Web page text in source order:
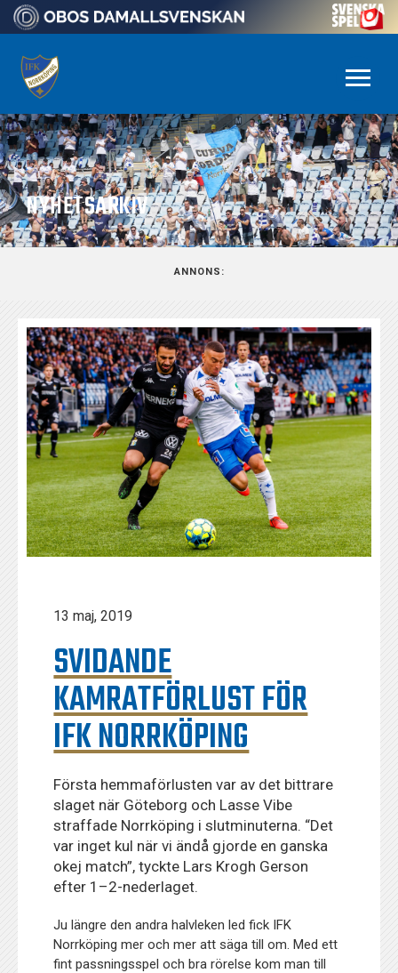
NYHETSARKIV
ANNONS:
13 maj, 2019
SVIDANDE
KAMRATFÖRLUST FÖR
IFK NORRKÖPING
Första hemmaförlusten var av det bittrare
slaget när Göteborg och Lasse Vibe
straffade Norrköping i slutminuterna. “Det
var inget kul när vi ändå gjorde en ganska
okej match”, tyckte Lars Krogh Gerson
efter 1–2-nederlaget.
Ju längre den andra halvleken led fick IFK
Norrköping mer och mer att säga till om. Med ett
fint passningsspel och bra rörelse kom man till